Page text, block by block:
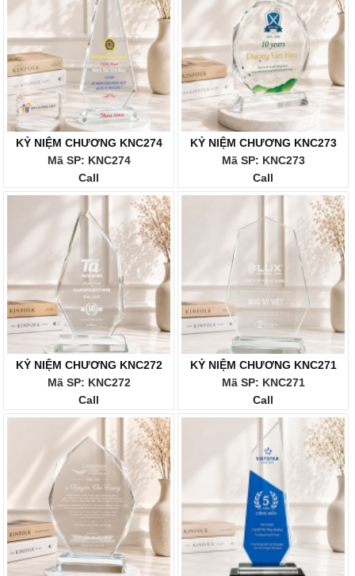
KỶ NIỆM CHƯƠNG KNC274
Mã SP: KNC274
Call
KỶ NIỆM CHƯƠNG KNC273
Mã SP: KNC273
Call
KỶ NIỆM CHƯƠNG KNC272
Mã SP: KNC272
Call
KỶ NIỆM CHƯƠNG KNC271
Mã SP: KNC271
Call